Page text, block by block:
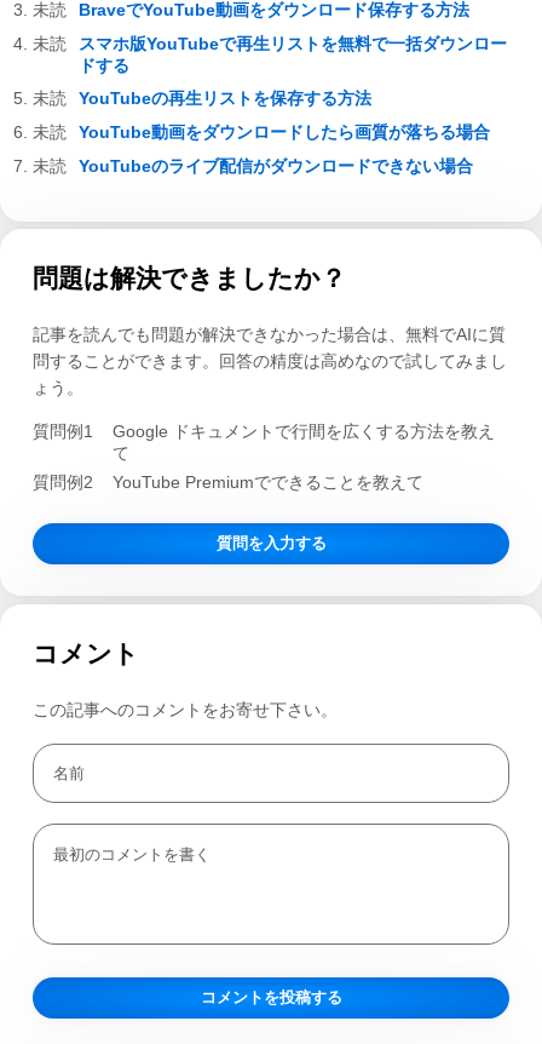
BraveでYouTube動画をダウンロード保存する方法
スマホ版YouTubeで再生リストを無料で一括ダウンロー
ドする
YouTubeの再生リストを保存する方法
YouTube動画をダウンロードしたら画質が落ちる場合
YouTubeのライブ配信がダウンロードできない場合
問題は解決できましたか？
記事を読んでも問題が解決できなかった場合は、無料でAIに質
問することができます。回答の精度は高めなので試してみまし
ょう。
質問例1
Google ドキュメントで行間を広くする方法を教え
て
質問例2
YouTube Premiumでできることを教えて
質問を入力する
コメント
この記事へのコメントをお寄せ下さい。